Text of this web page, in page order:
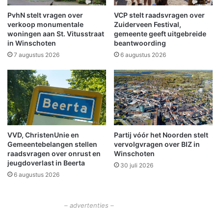
o
r
p
s
k
r
k
t
e
N
i
e
u
w
o
l
a
n
a
a
n
a
l
l
e
n
,
m
a
a
r
v
PvhN stelt vragen over
verkoop monumentale
woningen aan St. Vitusstraat
in Winschoten
7 augustus 2026
VCP stelt raadsvragen over
Zuiderveen Festival,
gemeente geeft uitgebreide
beantwoording
6 augustus 2026
VVD, ChristenUnie en
Gemeentebelangen stellen
raadsvragen over onrust en
jeugdoverlast in Beerta
6 augustus 2026
Partij vóór het Noorden stelt
vervolgvragen over BIZ in
Winschoten
30 juli 2026
– advertenties –